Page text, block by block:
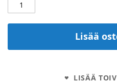
Lisää
LISÄÄ